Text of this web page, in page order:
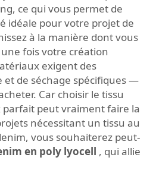
ce qui vous permet de
idéale pour votre projet de
à la manière dont vous
fois votre création
exigent des
et de séchage spécifiques —
Car choisir le tissu
parfait peut vraiment faire la
nécessitant un tissu au
vous souhaiterez peut-
en poly lyocell , qui allie